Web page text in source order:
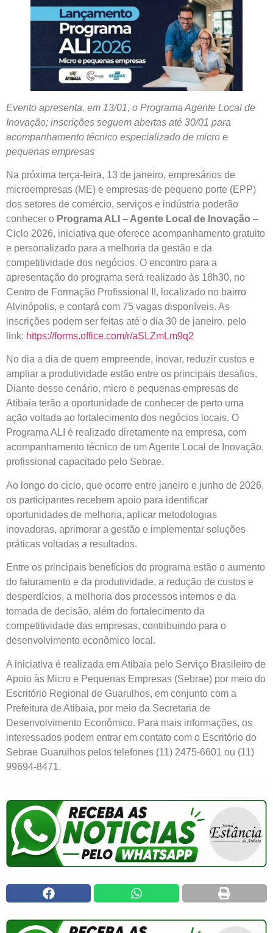
Evento apresenta, em 13/01, o Programa Agente Local de
Inovação; inscrições seguem abertas até 30/01 para
acompanhamento técnico especializado de micro e
pequenas empresas
Na próxima terça-feira, 13 de janeiro, empresários de
microempresas (ME) e empresas de pequeno porte (EPP)
dos setores de comércio, serviços e indústria poderão
conhecer o Programa ALI – Agente Local de Inovação –
Ciclo 2026, iniciativa que oferece acompanhamento gratuito
e personalizado para a melhoria da gestão e da
competitividade dos negócios. O encontro para a
apresentação do programa será realizado às 18h30, no
Centro de Formação Profissional II, localizado no bairro
Alvinópolis, e contará com 75 vagas disponíveis. As
inscrições podem ser feitas até o dia 30 de janeiro, pelo
link: https://forms.office.com/r/aSLZmLm9q2
No dia a dia de quem empreende, inovar, reduzir custos e
ampliar a produtividade estão entre os principais desafios.
Diante desse cenário, micro e pequenas empresas de
Atibaia terão a oportunidade de conhecer de perto uma
ação voltada ao fortalecimento dos negócios locais. O
Programa ALI é realizado diretamente na empresa, com
acompanhamento técnico de um Agente Local de Inovação,
profissional capacitado pelo Sebrae.
Ao longo do ciclo, que ocorre entre janeiro e junho de 2026,
os participantes recebem apoio para identificar
oportunidades de melhoria, aplicar metodologias
inovadoras, aprimorar a gestão e implementar soluções
práticas voltadas a resultados.
Entre os principais benefícios do programa estão o aumento
do faturamento e da produtividade, a redução de custos e
desperdícios, a melhoria dos processos internos e da
tomada de decisão, além do fortalecimento da
competitividade das empresas, contribuindo para o
desenvolvimento econômico local.
A iniciativa é realizada em Atibaia pelo Serviço Brasileiro de
Apoio às Micro e Pequenas Empresas (Sebrae) por meio do
Escritório Regional de Guarulhos, em conjunto com a
Prefeitura de Atibaia, por meio da Secretaria de
Desenvolvimento Econômico. Para mais informações, os
interessados podem entrar em contato com o Escritório do
Sebrae Guarulhos pelos telefones (11) 2475-6601 ou (11)
99694-8471.